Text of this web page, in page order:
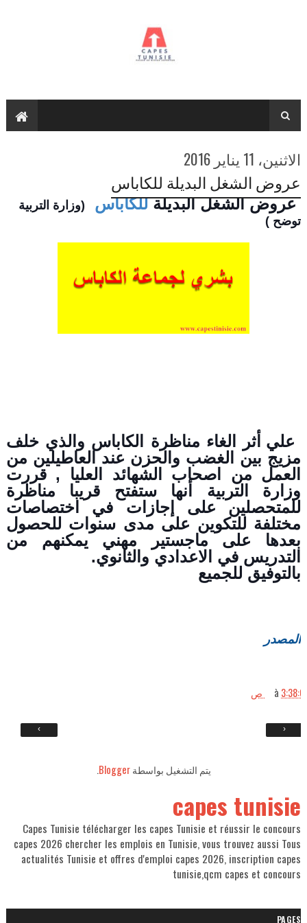
الاثنين، 11 يناير 2016
عروض الشغل البديلة للكاباس
عروض الشغل البديلة للكاباس
توضح )
التدريس في الاعدادي والثانوي.
بالتوفيق للجميع
المصدر
à ص
‹
›
يتم التشغيل بواسطةBlogger
.
capes tunisie
Capes Tunisie télécharger les capes Tunisie et réussir le concours
capes 2026 chercher les emplois en Tunisie, vous trouvez aussi Tous
actualités Tunisie et offres d'emploi capes 2026, inscription capes
tunisie,qcm capes et concours
PAGES